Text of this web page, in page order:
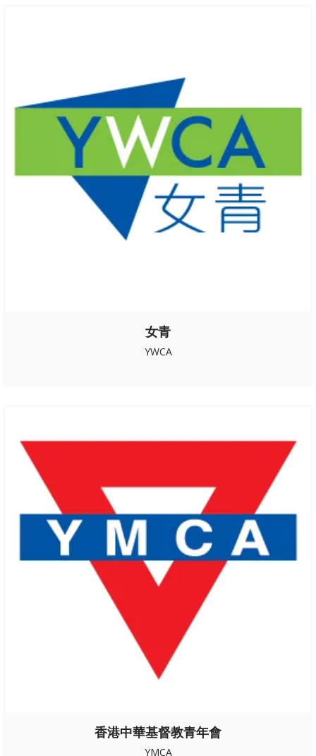
女青
YWCA
香港中華基督教青年會
YMCA